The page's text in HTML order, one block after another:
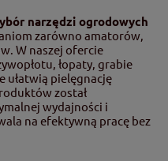
narzędzi ogrodowych
zarówno amatorów,
W naszej ofercie
łopaty, grabie
ułatwią pielęgnację
został
wydajności i
na efektywną pracę bez